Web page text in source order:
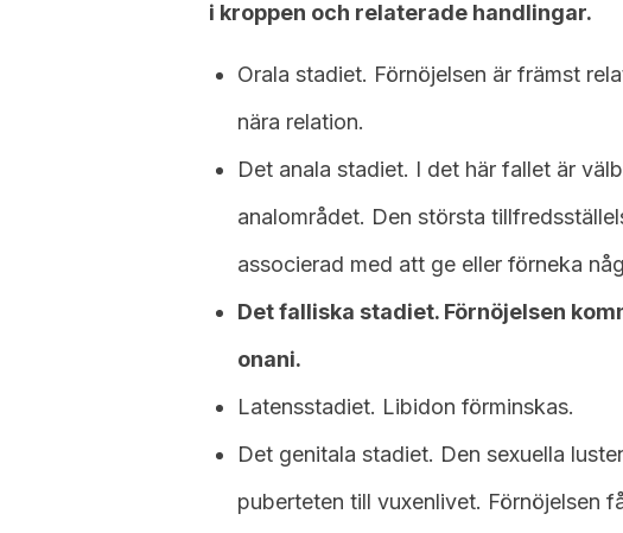
i kroppen och relaterade handlingar.
Orala stadiet. Förnöjelsen är främst
nära relation.
Det anala stadiet. I det här fallet är
analområdet. Den största
associerad med att ge eller förneka
Det falliska stadiet. Förnöjelsen
onani.
Latensstadiet. Libidon förminskas.
Det genitala stadiet. Den sexuella
puberteten till vuxenlivet. Förnöjelsen